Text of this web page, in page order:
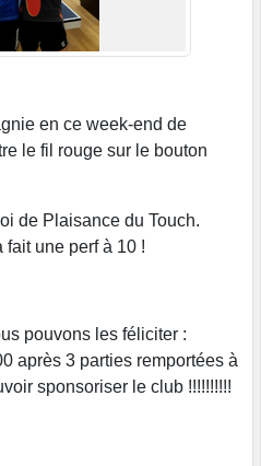
en ce week-end de
le fil rouge sur le bouton
de Plaisance du Touch.
fait une perf à 10 !
pouvons les féliciter :
après 3 parties remportées à
sponsoriser le club !!!!!!!!!!